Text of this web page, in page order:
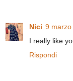
Nici 9
I really like
Rispondi